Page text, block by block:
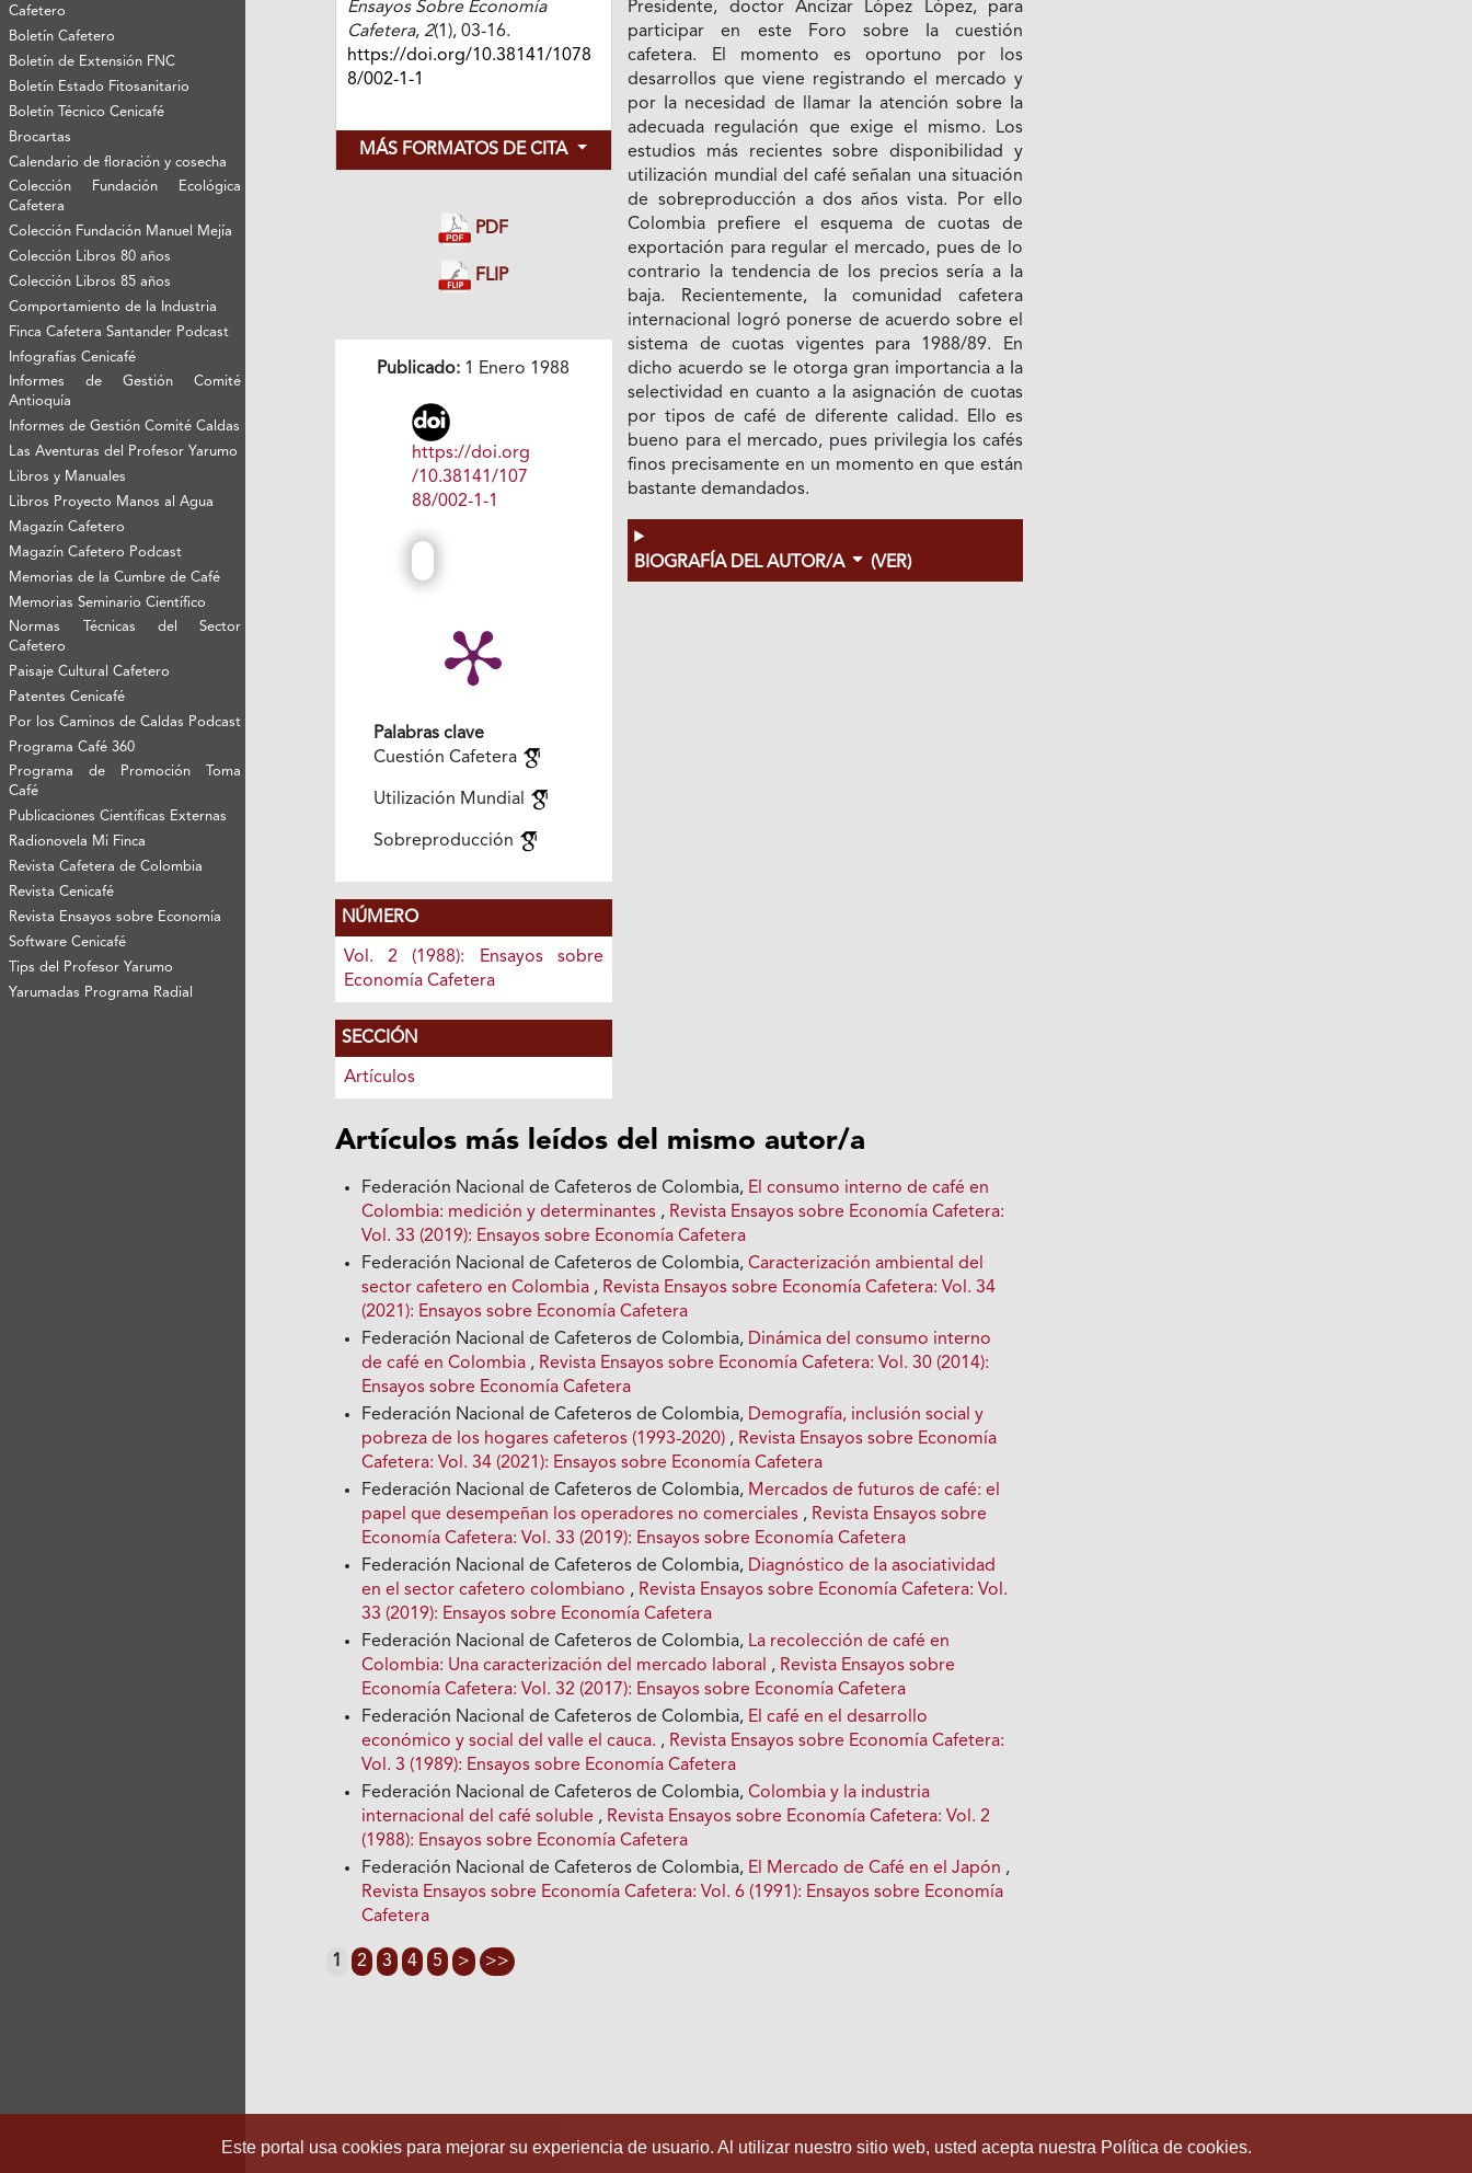
Cafetero
Boletín Cafetero
Boletín de Extensión FNC
Boletín Estado Fitosanitario
Boletín Técnico Cenicafé
Brocartas
Calendario de floración y cosecha
Colección Fundación Ecológica
Cafetera
Colección Fundación Manuel Mejía
Colección Libros 80 años
Colección Libros 85 años
Comportamiento de la Industria
Finca Cafetera Santander Podcast
Infografías Cenicafé
Informes de Gestión Comité
Antioquía
Informes de Gestión Comité Caldas
Las Aventuras del Profesor Yarumo
Libros y Manuales
Libros Proyecto Manos al Agua
Magazín Cafetero
Magazín Cafetero Podcast
Memorias de la Cumbre de Café
Memorias Seminario Científico
Normas Técnicas del Sector
Cafetero
Paisaje Cultural Cafetero
Patentes Cenicafé
Por los Caminos de Caldas Podcast
Programa Café 360
Programa de Promoción Toma
Café
Publicaciones Científicas Externas
Radionovela Mi Finca
Revista Cafetera de Colombia
Revista Cenicafé
Revista Ensayos sobre Economía
Software Cenicafé
Tips del Profesor Yarumo
Yarumadas Programa Radial
Ensayos Sobre Economía
Cafetera, 2(1), 03-16.
https://doi.org/10.38141/1078
8/002-1-1
MÁS FORMATOS DE CITA
PDF
FLIP
Publicado: 1 Enero 1988
https://doi.org
/10.38141/107
88/002-1-1
Palabras clave
Cuestión Cafetera
Utilización Mundial
Sobreproducción
NÚMERO
Vol. 2 (1988): Ensayos sobre
Economía Cafetera
SECCIÓN
Artículos
Presidente, doctor Ancízar López López, para
participar en este Foro sobre Ia cuestión
cafetera. El momento es oportuno por los
desarrollos que viene registrando el mercado y
por Ia necesidad de llamar Ia atención sobre Ia
adecuada regulación que exige el mismo. Los
estudios más recientes sobre disponibilidad y
utilización mundial del café señalan una situación
de sobreproducción a dos años vista. Por ello
Colombia prefiere el esquema de cuotas de
exportación para regular el mercado, pues de lo
contrario la tendencia de los precios sería a Ia
baja. Recientemente, Ia comunidad cafetera
internacional logró ponerse de acuerdo sobre el
sistema de cuotas vigentes para 1988/89. En
dicho acuerdo se le otorga gran importancia a Ia
selectividad en cuanto a Ia asignación de cuotas
por tipos de café de diferente calidad. Ello es
bueno para el mercado, pues privilegia los cafés
finos precisamente en un momento en que están
bastante demandados.
BIOGRAFÍA DEL AUTOR/A (VER)
Artículos más leídos del mismo autor/a
Federación Nacional de Cafeteros de Colombia, El consumo interno de café en
Colombia: medición y determinantes , Revista Ensayos sobre Economía Cafetera:
Vol. 33 (2019): Ensayos sobre Economía Cafetera
Federación Nacional de Cafeteros de Colombia,Caracterización ambiental del
sector cafetero en Colombia , Revista Ensayos sobre Economía Cafetera: Vol. 34
(2021): Ensayos sobre Economía Cafetera
Federación Nacional de Cafeteros de Colombia, Dinámica del consumo interno
de café en Colombia , Revista Ensayos sobre Economía Cafetera: Vol. 30 (2014):
Ensayos sobre Economía Cafetera
Federación Nacional de Cafeteros de Colombia, Demografía, inclusión social y
pobreza de los hogares cafeteros (1993-2020) , Revista Ensayos sobre Economía
Cafetera: Vol. 34 (2021): Ensayos sobre Economía Cafetera
Federación Nacional de Cafeteros de Colombia, Mercados de futuros de café: el
papel que desempeñan los operadores no comerciales , Revista Ensayos sobre
Economía Cafetera: Vol. 33 (2019): Ensayos sobre Economía Cafetera
Federación Nacional de Cafeteros de Colombia, Diagnóstico de la asociatividad
en el sector cafetero colombiano , Revista Ensayos sobre Economía Cafetera: Vol.
33 (2019): Ensayos sobre Economía Cafetera
Federación Nacional de Cafeteros de Colombia, La recolección de café en
Colombia: Una caracterización del mercado laboral , Revista Ensayos sobre
Economía Cafetera: Vol. 32 (2017): Ensayos sobre Economía Cafetera
Federación Nacional de Cafeteros de Colombia, El café en el desarrollo
económico y social del valle el cauca. , Revista Ensayos sobre Economía Cafetera:
Vol. 3 (1989): Ensayos sobre Economía Cafetera
Federación Nacional de Cafeteros de Colombia,Colombia y la industria
internacional del café soluble , Revista Ensayos sobre Economía Cafetera: Vol. 2
(1988): Ensayos sobre Economía Cafetera
Federación Nacional de Cafeteros de Colombia, El Mercado de Café en el Japón ,
Revista Ensayos sobre Economía Cafetera: Vol. 6 (1991): Ensayos sobre Economía
Cafetera
1 2 3 4 5 > >>
Este portal usa cookies para mejorar su experiencia de usuario. Al utilizar nuestro sitio web, usted acepta nuestra Política de cookies.